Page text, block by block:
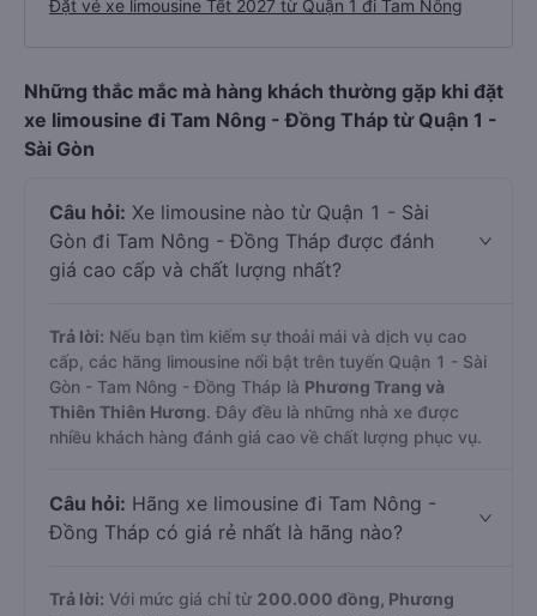
Đặt vé xe limousine Tết 2027 từ Quận 1 đi Tam Nông
Những thắc mắc mà hàng khách thường gặp khi đặt
xe limousine đi Tam Nông - Đồng Tháp từ Quận 1 -
Sài Gòn
Câu hỏi: Xe limousine nào từ Quận 1 - Sài
Gòn đi Tam Nông - Đồng Tháp được đánh
giá cao cấp và chất lượng nhất?
Trả lời: Nếu bạn tìm kiếm sự thoải mái và dịch vụ cao
cấp, các hãng limousine nổi bật trên tuyến Quận 1 - Sài
Gòn - Tam Nông - Đồng Tháp là Phương Trang và
Thiên Thiên Hương. Đây đều là những nhà xe được
nhiều khách hàng đánh giá cao về chất lượng phục vụ.
Câu hỏi: Hãng xe limousine đi Tam Nông -
Đồng Tháp có giá rẻ nhất là hãng nào?
Trả lời: Với mức giá chỉ từ 200.000 đồng, Phương